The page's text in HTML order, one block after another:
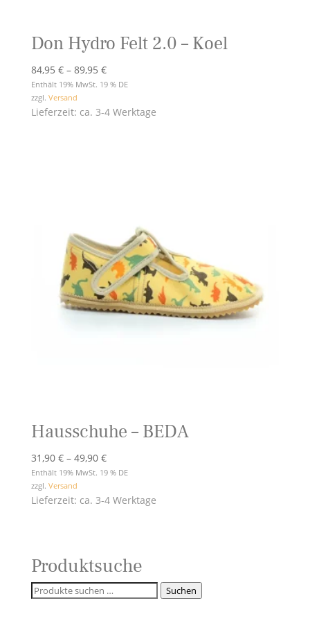
Don Hydro Felt 2.0 – Koel
84,95 € – 89,95 €Preisspanne:
84,95 €
89,95 €
Enthält 19% MwSt. 19 % DE
zzgl. Versand
Lieferzeit: ca. 3-4 Werktage
Hausschuhe – BEDA
31,90 € – 49,90 €Preisspanne:
31,90 €
49,90 €
Enthält 19% MwSt. 19 % DE
zzgl. Versand
Lieferzeit: ca. 3-4 Werktage
Produktsuche
Suchen
Suchen